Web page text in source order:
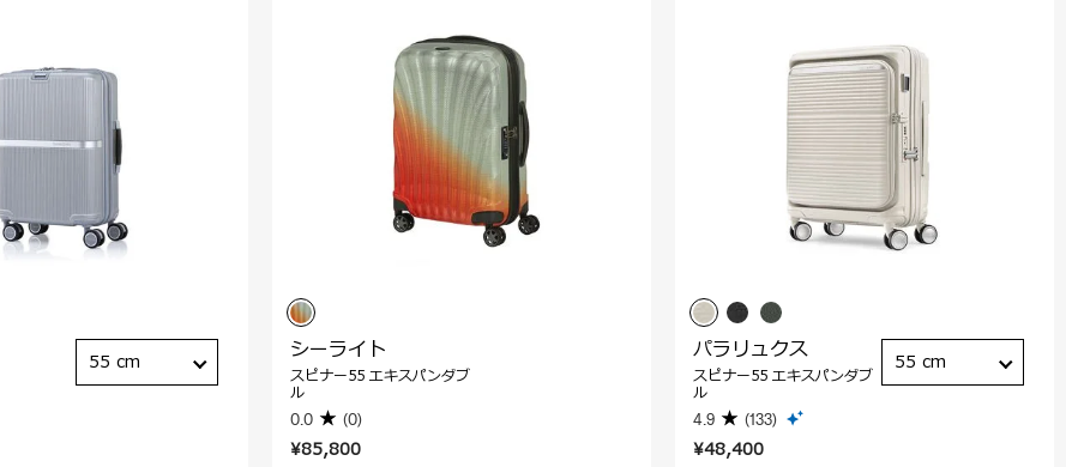
55 cm
¥85,800
シーライト
スピナー55 エキスパンダブ
ル
0.0 (0)
¥48,400
パラリュクス
スピナー55 エキスパンダブ
ル
4.9 (133)
55 cm